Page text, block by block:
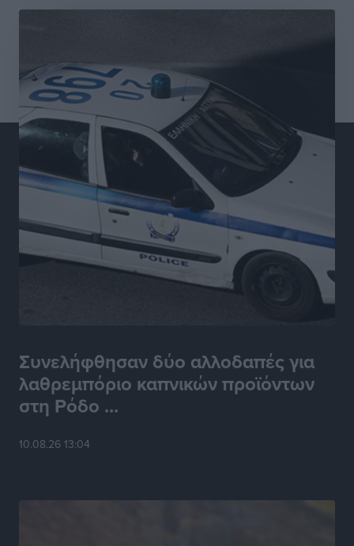
Συνελήφθησαν δύο αλλοδαπές για
λαθρεμπόριο καπνικών προϊόντων
στη Ρόδο ...
10.08.26 13:04